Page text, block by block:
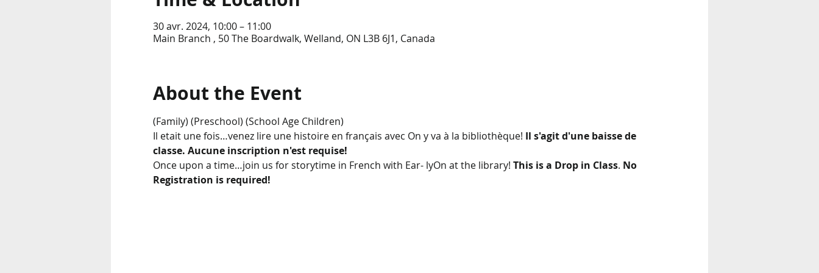
30 avr. 2024, 10:00 – 11:00
Main Branch , 50 The Boardwalk, Welland, ON L3B 6J1, Canada
About the Event
(Family) (Preschool) (School Age Children)
Il etait une fois…venez lire une histoire en français avec On y va à la bibliothèque! Il s'agit d'une baisse de
classe. Aucune inscription n'est requise!
Once upon a time…join us for storytime in French with Ear- lyOn at the library! This is a Drop in Class. No
Registration is required!